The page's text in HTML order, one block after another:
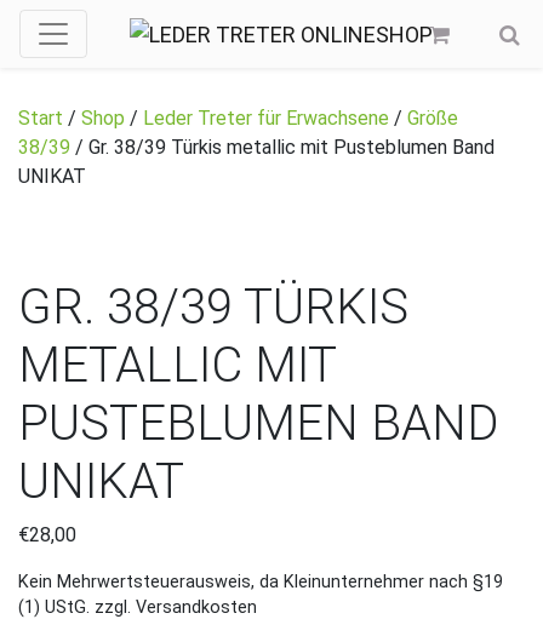
Start / Shop / Leder Treter für Erwachsene / Größe
38/39 / Gr. 38/39 Türkis metallic mit Pusteblumen Band
UNIKAT
GR. 38/39 TÜRKIS
METALLIC MIT
PUSTEBLUMEN BAND
UNIKAT
€28,00
Kein Mehrwertsteuerausweis, da Kleinunternehmer nach §19
(1) UStG. zzgl. Versandkosten